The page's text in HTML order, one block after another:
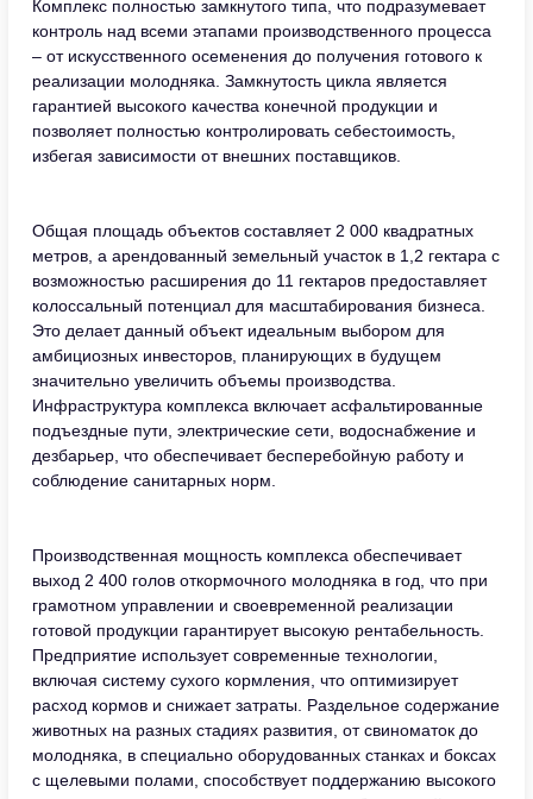
Комплекс полностью замкнутого типа, что подразумевает
контроль над всеми этапами производственного процесса
– от искусственного осеменения до получения готового к
реализации молодняка. Замкнутость цикла является
гарантией высокого качества конечной продукции и
позволяет полностью контролировать себестоимость,
избегая зависимости от внешних поставщиков.
Общая площадь объектов составляет 2 000 квадратных
метров, а арендованный земельный участок в 1,2 гектара с
возможностью расширения до 11 гектаров предоставляет
колоссальный потенциал для масштабирования бизнеса.
Это делает данный объект идеальным выбором для
амбициозных инвесторов, планирующих в будущем
значительно увеличить объемы производства.
Инфраструктура комплекса включает асфальтированные
подъездные пути, электрические сети, водоснабжение и
дезбарьер, что обеспечивает бесперебойную работу и
соблюдение санитарных норм.
Производственная мощность комплекса обеспечивает
выход 2 400 голов откормочного молодняка в год, что при
грамотном управлении и своевременной реализации
готовой продукции гарантирует высокую рентабельность.
Предприятие использует современные технологии,
включая систему сухого кормления, что оптимизирует
расход кормов и снижает затраты. Раздельное содержание
животных на разных стадиях развития, от свиноматок до
молодняка, в специально оборудованных станках и боксах
с щелевыми полами, способствует поддержанию высокого